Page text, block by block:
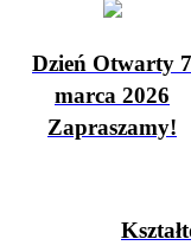
Dzień Otwarty 7
marca 2026
Zapraszamy!